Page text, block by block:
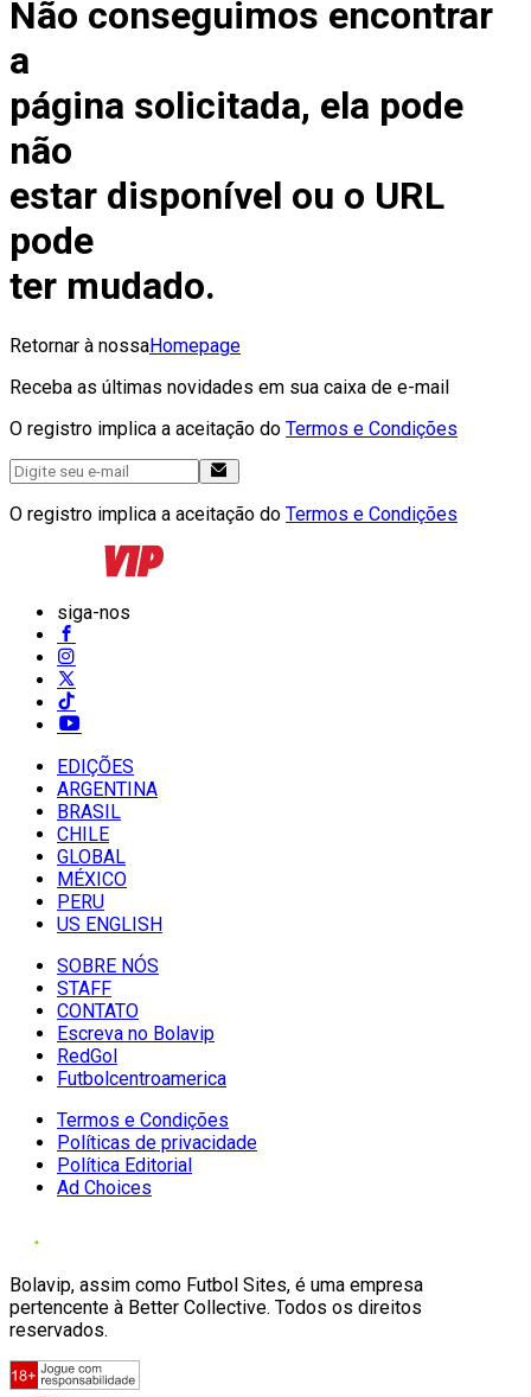
Não conseguimos encontrar
a
página solicitada, ela pode
não
estar disponível ou o URL
pode
ter mudado.
Retornar à nossaHomepage
Receba as últimas novidades em sua caixa de e-mail
O registro implica a aceitação do Termos e Condições
O registro implica a aceitação do Termos e Condições
siga-nos
EDIÇÕES
ARGENTINA
BRASIL
CHILE
GLOBAL
MÉXICO
PERU
US ENGLISH
SOBRE NÓS
STAFF
CONTATO
Escreva no Bolavip
RedGol
Futbolcentroamerica
Termos e Condições
Políticas de privacidade
Política Editorial
Ad Choices
Bolavip, assim como Futbol Sites, é uma empresa
pertencente à Better Collective. Todos os direitos
reservados.